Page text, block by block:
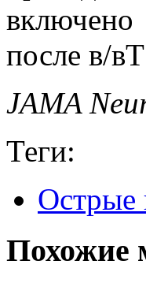
после в/
JAMA
Теги:
Острые
Похожие